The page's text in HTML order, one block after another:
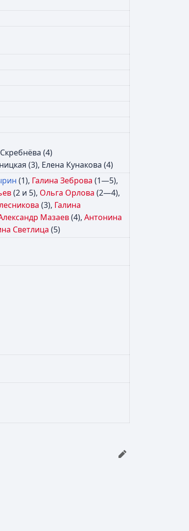
(4)
(3), Елена Кунакова (4)
(1), Галина Зеброва (1—5),
(2 и 5), Ольга Орлова (2—4),
(3), Галина
Мазаев(4),Антонина
Светлица (5)